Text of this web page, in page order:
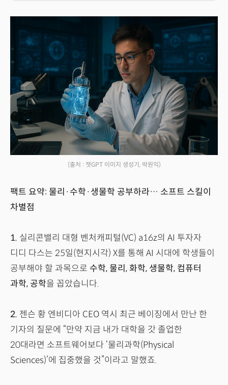
(출처 : 챗GPT 이미지 생성기, 박원익)
팩트 요약: 물리·수학·생물학 공부하라… 소프트 스킬이
차별점
1. 실리콘밸리 대형 벤처캐피털(VC) a16z의 AI 투자자
디디 다스는 25일(현지시각) X를 통해 AI 시대에 학생들이
공부해야 할 과목으로 수학, 물리, 화학, 생물학, 컴퓨터
과학, 공학을 꼽았습니다.
2. 젠슨 황 엔비디아 CEO 역시 최근 베이징에서 만난 한
기자의 질문에 “만약 지금 내가 대학을 갓 졸업한
20대라면 소프트웨어보다 ‘물리과학(Physical
Sciences)’에 집중했을 것”이라고 말했죠.